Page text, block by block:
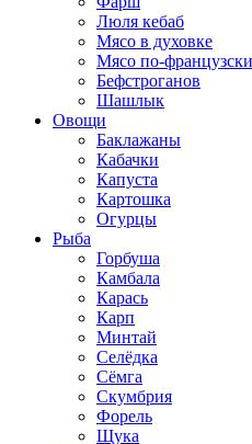
Люля кебаб
Мясо в духовке
Мясо по-французски
Бефстроганов
Шашлык
Овощи
Баклажаны
Кабачки
Капуста
Картошка
Огурцы
Рыба
Горбуша
Камбала
Карась
Карп
Минтай
Селёдка
Сёмга
Скумбрия
Форель
Щука